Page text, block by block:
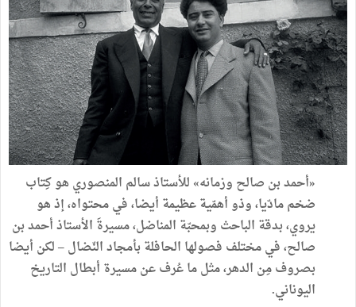
«أحمد بن صالح وزمانه» للأستاذ سالم المنصوري هو كِتاب
ضخم مادّيا، وذو أهمّية عظيمة أيضا، في محتواه، إذ هو
يروي، بدقة الباحث وبمحبّة المناضل، مسيرةَ الأستاذ أحمد بن
صالح، في مختلف فصولها الحافلة بأمجاد النّضال – لكن أيضا
بصروف مِن الدهر، مثل ما عُرف عن مسيرة أبطال التاريخ
اليوناني.